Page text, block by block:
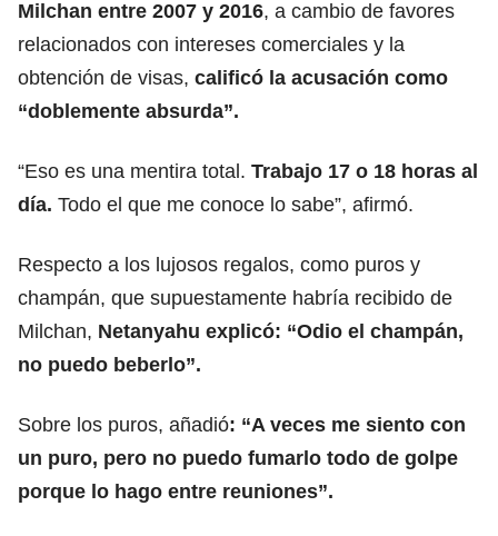
Milchan entre 2007 y 2016, a cambio de favores
relacionados con intereses comerciales y la
obtención de visas, calificó la acusación como
“doblemente absurda”.
“Eso es una mentira total. Trabajo 17 o 18 horas al
día. Todo el que me conoce lo sabe”, afirmó.
Respecto a los lujosos regalos, como puros y
champán, que supuestamente habría recibido de
Milchan, Netanyahu explicó: “Odio el champán,
no puedo beberlo”.
Sobre los puros, añadió: “A veces me siento con
un puro, pero no puedo fumarlo todo de golpe
porque lo hago entre reuniones”.